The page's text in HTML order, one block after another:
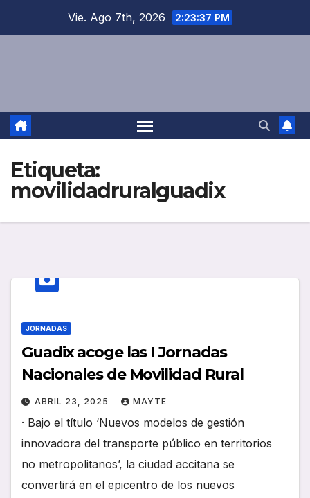
Vie. Ago 7th, 2026 2:23:37 PM
Etiqueta:
movilidadruralguadix
JORNADAS
Guadix acoge las I Jornadas
Nacionales de Movilidad Rural
ABRIL 23, 2025 MAYTE
· Bajo el título ‘Nuevos modelos de gestión
innovadora del transporte público en territorios
no metropolitanos’, la ciudad accitana se
convertirá en el epicentro de los nuevos